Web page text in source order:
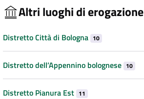
Altri luoghi di erogazione
Distretto Città di Bologna 10
Distretto dell’Appennino bolognese 10
Distretto Pianura Est 11